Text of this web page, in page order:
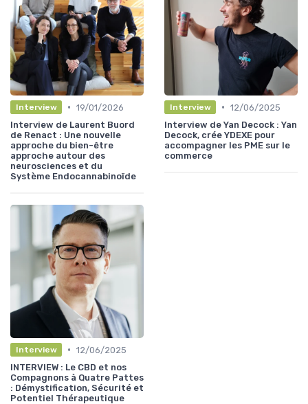
Interview • 19/01/2026
Interview de Laurent Buord
de Renact : Une nouvelle
approche du bien-être
approche autour des
neurosciences et du
Système Endocannabinoïde
Interview • 12/06/2025
Interview de Yan Decock : Yan
Decock, crée YDEXE pour
accompagner les PME sur le
commerce
Interview • 12/06/2025
INTERVIEW : Le CBD et nos
Compagnons à Quatre Pattes
: Démystification, Sécurité et
Potentiel Thérapeutique